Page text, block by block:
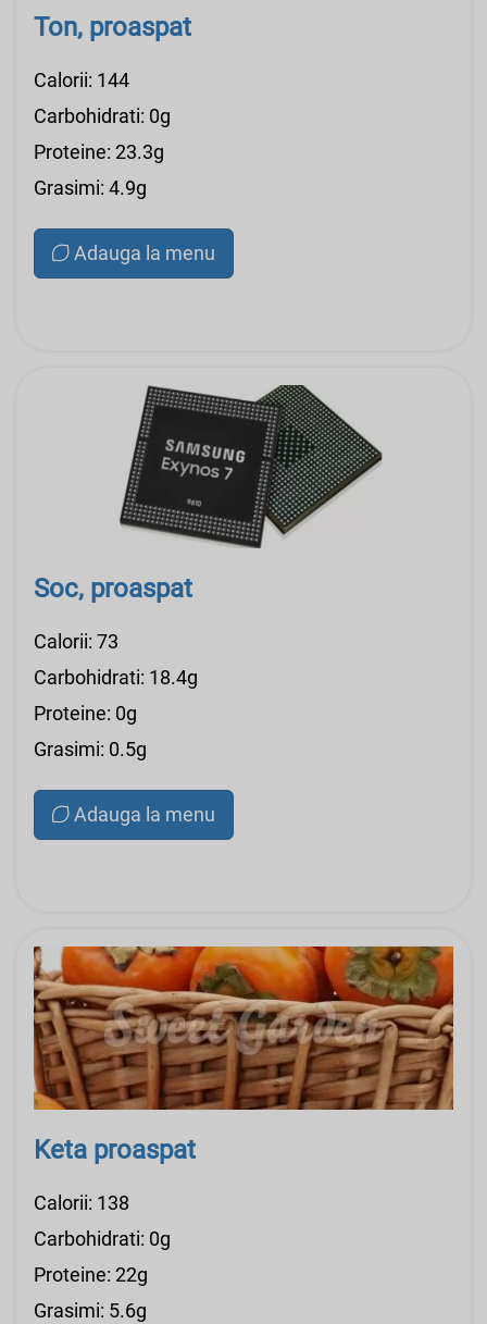
Ton, proaspat
Calorii: 144
Carbohidrati: 0g
Proteine: 23.3g
Grasimi: 4.9g
Adauga la menu
Soc, proaspat
Calorii: 73
Carbohidrati: 18.4g
Proteine: 0g
Grasimi: 0.5g
Adauga la menu
Keta proaspat
Calorii: 138
Carbohidrati: 0g
Proteine: 22g
Grasimi: 5.6g